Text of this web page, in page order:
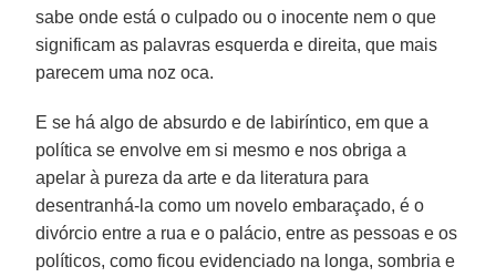
sabe onde está o culpado ou o inocente nem o que
significam as palavras esquerda e direita, que mais
parecem uma noz oca.
E se há algo de absurdo e de labiríntico, em que a
política se envolve em si mesmo e nos obriga a
apelar à pureza da arte e da literatura para
desentranhá-la como um novelo embaraçado, é o
divórcio entre a rua e o palácio, entre as pessoas e os
políticos, como ficou evidenciado na longa, sombria e